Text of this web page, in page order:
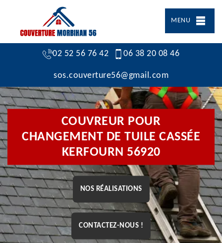
MENU
02 52 56 76 42 06 38 20 08 46
sos.couverture56@gmail.com
COUVREUR POUR
CHANGEMENT DE TUILE CASSÉE
KERFOURN 56920
NOS RÉALISATIONS
CONTACTEZ-NOUS !